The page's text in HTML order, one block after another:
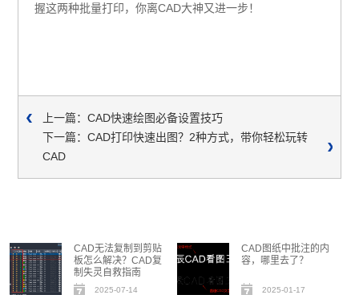
握这两种批量打印，你离CAD大神又进一步！
上一篇：CAD快速绘图必备设置技巧
下一篇：CAD打印快速出图？2种方式，带你轻松玩转
CAD
CAD无法复制到剪贴
板怎么解决？CAD复
制失灵自救指南
2025-07-14
CAD图纸中批注的内
容，哪里去了？
2025-01-17